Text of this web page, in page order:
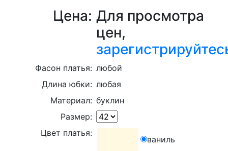
Цена: Для просмотра
цен,
Фасон платья: любой
Длина юбки: любая
Материал: буклин
Размер:
Цвет платья:
ваниль